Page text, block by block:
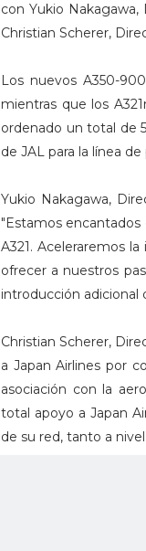
con Yukio
Christian Scherer,
Los nuevos A350-
mientras que los
ordenado un total de
de JAL para la línea
Yukio Nakagawa,
"Estamos
A321. Aceleraremos
ofrecer a nuestros
introducción adicional
Christian Scherer,
a Japan Airlines por
asociación con la
total apoyo a Japan
de su red, tanto a